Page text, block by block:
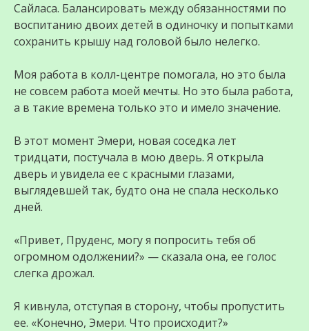
Сайласа. Балансировать между обязанностями по
воспитанию двоих детей в одиночку и попытками
сохранить крышу над головой было нелегко.
Моя работа в колл-центре помогала, но это была
не совсем работа моей мечты. Но это была работа,
а в такие времена только это и имело значение.
В этот момент Эмери, новая соседка лет
тридцати, постучала в мою дверь. Я открыла
дверь и увидела ее с красными глазами,
выглядевшей так, будто она не спала несколько
дней.
«Привет, Пруденс, могу я попросить тебя об
огромном одолжении?» — сказала она, ее голос
слегка дрожал.
Я кивнула, отступая в сторону, чтобы пропустить
ее. «Конечно, Эмери. Что происходит?»